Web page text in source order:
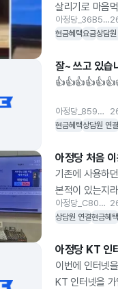
살리기로 마음
변경을 진행하
연차 쓸일없이
3가지를 결합
감사드립니다!
아정당_36B5E4
현금혜택요금상담원
잘~ 쓰고 있습
아정당_859DBE
현금혜택상담원 연결
아정당 처음
기존에 사용하
본적이 있는지
상담사님들도
깔끔하게 마무
아정당_C80CFF
상담원 연결현금혜택
아정당 KT 인
이번에 인터넷
KT 인터넷을